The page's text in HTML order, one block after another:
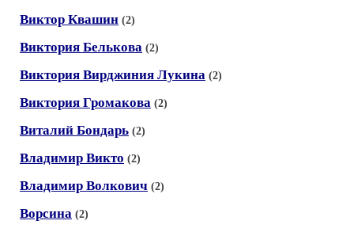
Виктор Квашин (2)
Виктория Белькова (2)
Виктория Вирджиния Лукина (2)
Виктория Громакова (2)
Виталий Бондарь (2)
Владимир Викто (2)
Владимир Волкович (2)
Ворсина (2)